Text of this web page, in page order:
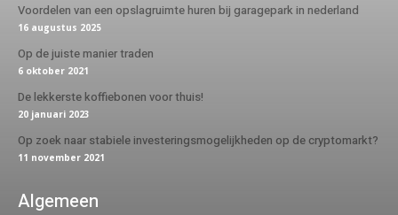
Voordelen van een opslagruimte huren bij garagepark in nederland
16 augustus 2025
Op de juiste manier traden
6 oktober 2021
De lekkerste koffiebonen voor thuis!
20 januari 2023
Op zoek naar stabiele investeringsmogelijkheden op de cryptomarkt?
11 november 2021
Algemeen